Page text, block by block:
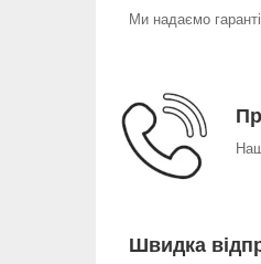
Ми надаємо
Швидка